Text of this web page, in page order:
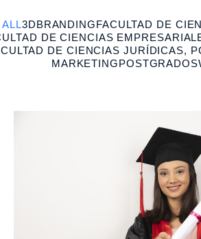
ALL3DBRANDINGFACULTAD DE
DE CIENCIAS
DE CIENCIAS JURÍDICAS,
MARKETINGPOSTGRADOS